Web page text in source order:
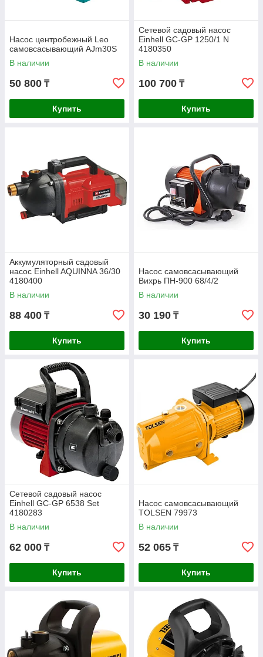
Насос центробежный Leo
самовсасывающий AJm30S
В наличии
50 800 ₸
Купить
Сетевой садовый насос
Einhell GC-GP 1250/1 N
4180350
В наличии
100 700 ₸
Купить
Аккумуляторный садовый
насос Einhell AQUINNA 36/30
4180400
В наличии
88 400 ₸
Купить
Насос самовсасывающий
Вихрь ПН-900 68/4/2
В наличии
30 190 ₸
Купить
Сетевой садовый насос
Einhell GC-GP 6538 Set
4180283
В наличии
62 000 ₸
Купить
Насос самовсасывающий
TOLSEN 79973
В наличии
52 065 ₸
Купить